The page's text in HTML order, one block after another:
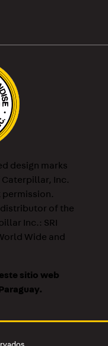
design marks
Inc.
permission.
distributor of the
Inc.: SRI
Wide and
sitio web